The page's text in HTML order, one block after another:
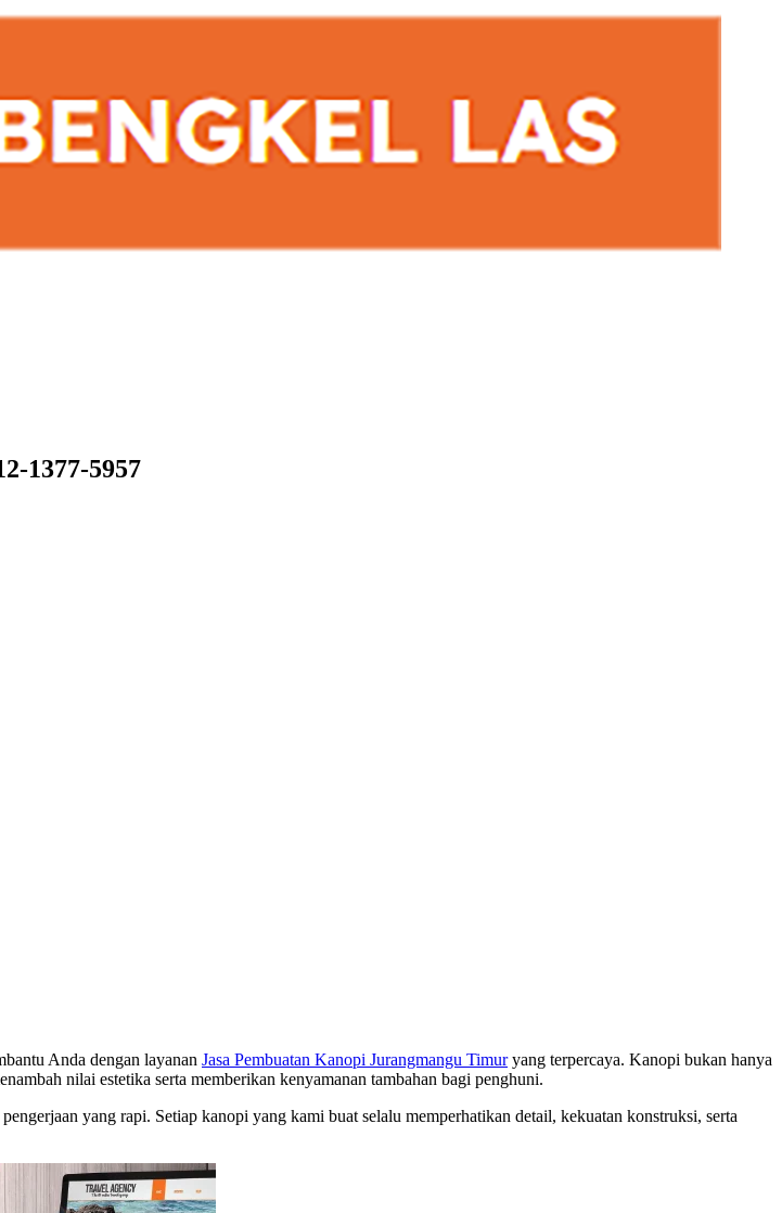
1377-5957
Anda dengan layanan Jasa Pembuatan Kanopi Jurangmangu Timuryang terpercaya. Kanopi bukan hanya
nilai estetika serta memberikan kenyamanan tambahan bagi penghuni.
yang rapi. Setiap kanopi yang kami buat selalu memperhatikan detail, kekuatan konstruksi, serta